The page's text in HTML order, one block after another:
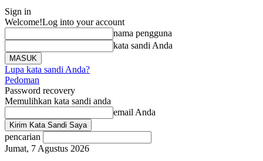
Sign in
Welcome!Log into your account
nama pengguna
kata sandi Anda
Lupa kata sandi Anda?
Pedoman
Password recovery
Memulihkan kata sandi anda
email Anda
pencarian
Jumat, 7 Agustus 2026